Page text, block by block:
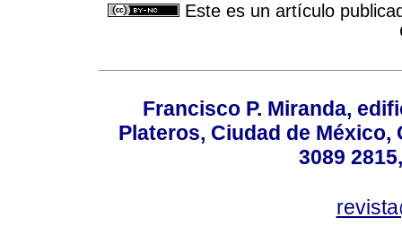
Este es un artículo
Francisco P. Miranda,
Plateros, Ciudad de México,
3089